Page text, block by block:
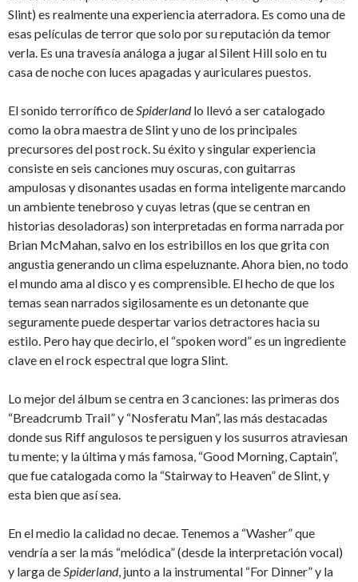
Slint) es realmente una experiencia aterradora. Es como una de
esas películas de terror que solo por su reputación da temor
verla. Es una travesía análoga a jugar al Silent Hill solo en tu
casa de noche con luces apagadas y auriculares puestos.
El sonido terrorífico deSpiderlandlo llevó a ser catalogado
como la obra maestra de Slint y uno de los principales
precursores del post rock. Su éxito y singular experiencia
consiste en seis canciones muy oscuras, con guitarras
ampulosas y disonantes usadas en forma inteligente marcando
un ambiente tenebroso y cuyas letras (que se centran en
historias desoladoras) son interpretadas en forma narrada por
Brian McMahan, salvo en los estribillos en los que grita con
angustia generando un clima espeluznante. Ahora bien, no todo
el mundo ama al disco y es comprensible. El hecho de que los
temas sean narrados sigilosamente es un detonante que
seguramente puede despertar varios detractores hacia su
estilo. Pero hay que decirlo, el “spoken word” es un ingrediente
clave en el rock espectral que logra Slint.
Lo mejor del álbum se centra en 3 canciones: las primeras dos
“Breadcrumb Trail” y “Nosferatu Man”, las más destacadas
donde sus Riff angulosos te persiguen y los susurros atraviesan
tu mente; y la última y más famosa, “Good Morning, Captain”,
que fue catalogada como la “Stairway to Heaven” de Slint, y
esta bien que así sea.
En el medio la calidad no decae. Tenemos a “Washer” que
vendría a ser la más “melódica” (desde la interpretación vocal)
y larga deSpiderland, junto a la instrumental “For Dinner” y la